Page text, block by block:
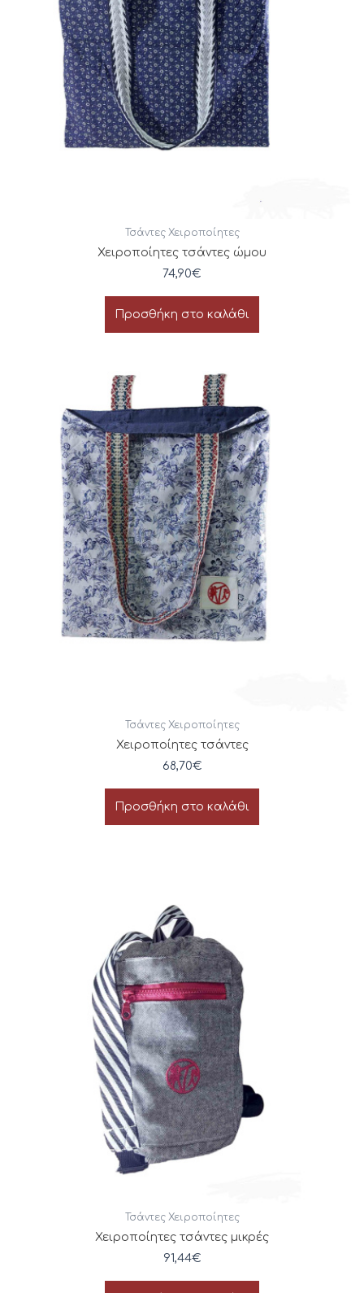
Τσάντες Χειροποίητες
Χειροποίητες τσάντες ώμου
74,90€
Προσθήκη στο καλάθι
Τσάντες Χειροποίητες
Χειροποίητες τσάντες
68,70€
Προσθήκη στο καλάθι
Τσάντες Χειροποίητες
Χειροποίητες τσάντες μικρές
91,44€